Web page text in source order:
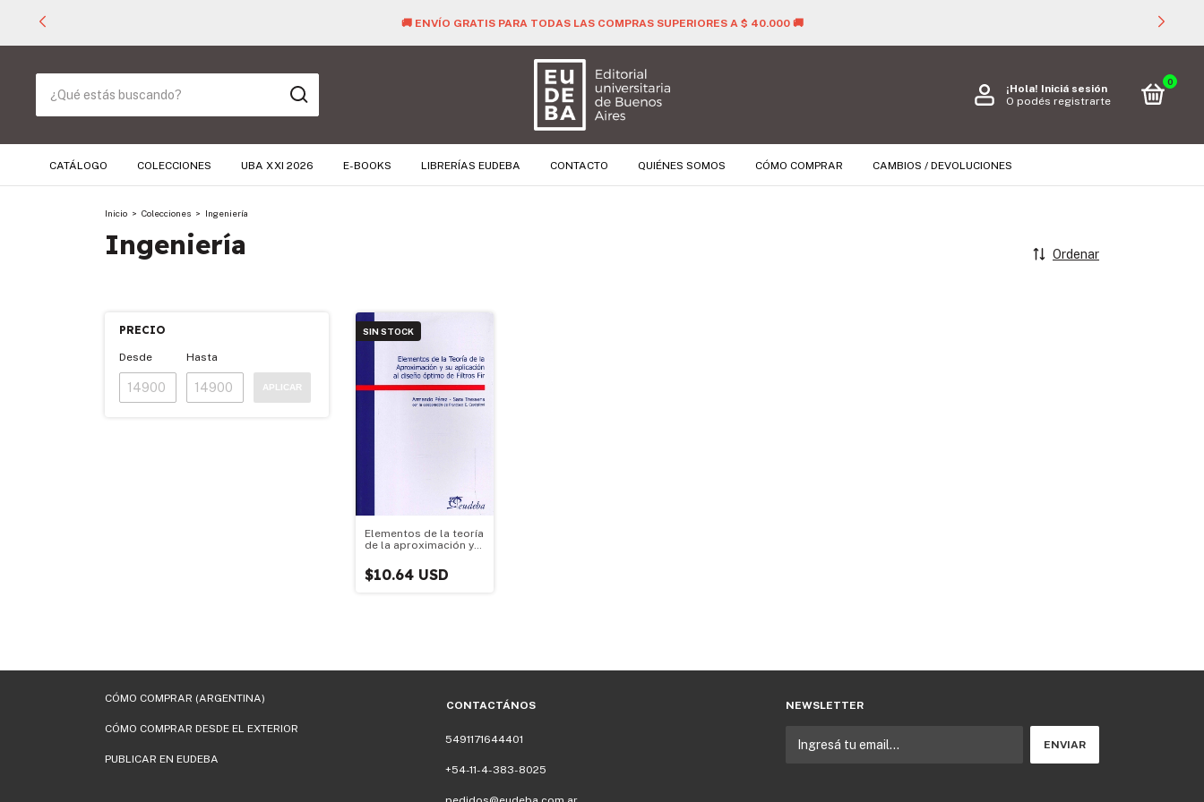
🚚 ENVÍO GRATIS PARA TODAS LAS COMPRAS SUPERIORES A $ 40.000 🚚
¡Hola! Iniciá sesión
O podés registrarte
0
CATÁLOGO COLECCIONES UBA XXI 2026 E-BOOKS LIBRERÍAS EUDEBA CONTACTO QUIÉNES SOMOS CÓMO COMPRAR CAMBIOS / DEVOLUCIONES
Inicio > Colecciones > Ingeniería
Ingeniería Ordenar
PRECIO
Desde Hasta
APLICAR
SIN STOCK
Elementos de la teoría
de la aproximación y
diseño óptimo de
filtros Fir
$10.64 USD
CÓMO COMPRAR (ARGENTINA)
CÓMO COMPRAR DESDE EL EXTERIOR
PUBLICAR EN EUDEBA
CONTACTÁNOS
5491171644401
+54-11-4-383-8025
NEWSLETTER